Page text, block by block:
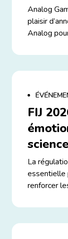
Analog
plaisir
Analog
accessible
Cette
invite les
couleur
2026
FIJ
La
essentielle
renforcer
pour
attention,